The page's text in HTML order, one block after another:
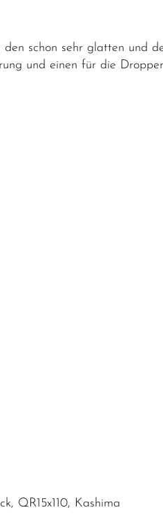
schon sehr glatten und
und einen für die
QR15x110, Kashima